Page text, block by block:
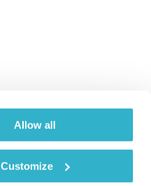
Allow all
Customize